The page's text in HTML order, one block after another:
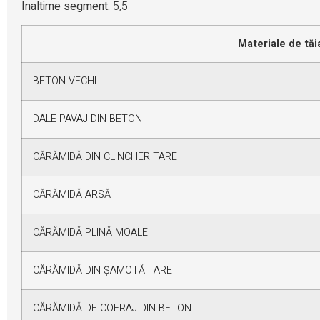
Inaltime segment: 5,5
Materiale de
BETON VECHI
DALE PAVAJ DIN BETON
CĂRĂMIDĂ DIN CLINCHER TARE
CĂRĂMIDĂ ARSĂ
CĂRĂMIDĂ PLINĂ MOALE
CĂRĂMIDĂ DIN ȘAMOTĂ TARE
CĂRĂMIDĂ DE COFRAJ DIN BETON